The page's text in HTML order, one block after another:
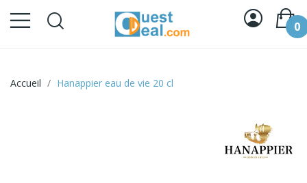
0
Accueil Hanappier eau de vie 20 cl